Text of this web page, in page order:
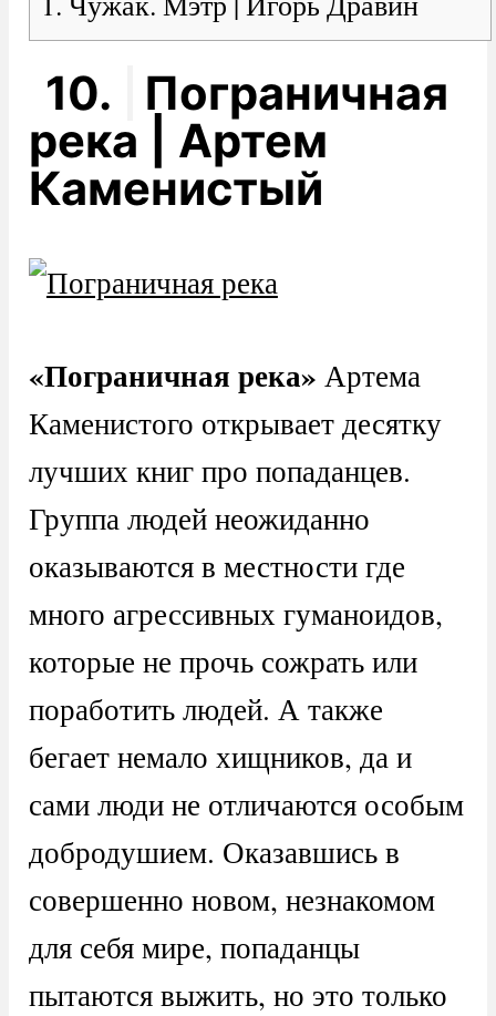
10.
Пограничная
река | Артем
Каменистый
«Пограничная река» Артема
Каменистого открывает десятку
лучших книг про попаданцев.
Группа людей неожиданно
оказываются в местности где
много агрессивных гуманоидов,
которые не прочь сожрать или
поработить людей. А также
бегает немало хищников, да и
сами люди не отличаются особым
добродушием. Оказавшись в
совершенно новом, незнакомом
для себя мире, попаданцы
пытаются выжить, но это только